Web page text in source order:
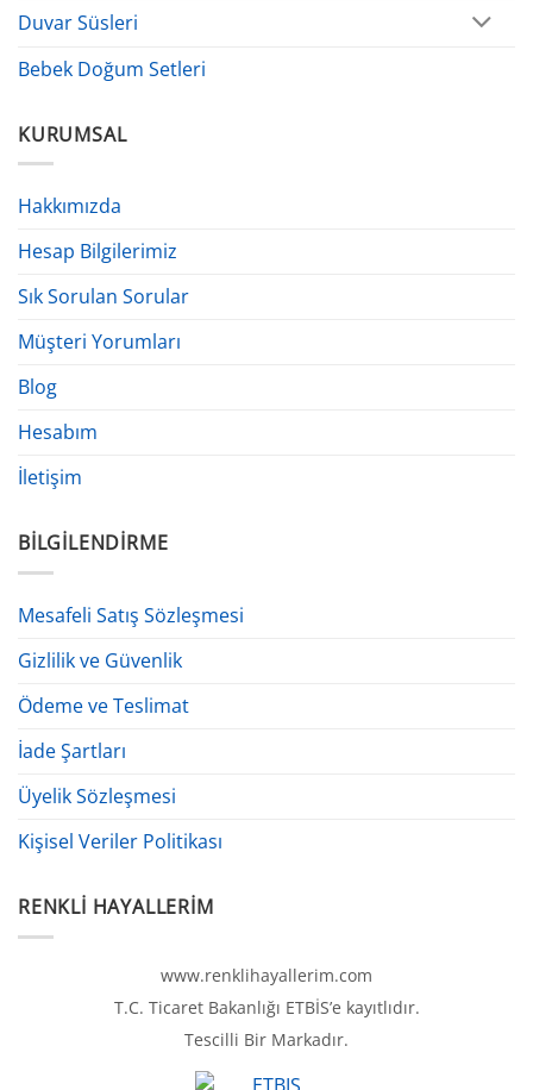
Duvar Süsleri
Bebek Doğum Setleri
KURUMSAL
Hakkımızda
Hesap Bilgilerimiz
Sık Sorulan Sorular
Müşteri Yorumları
Blog
Hesabım
İletişim
BILGILENDIRME
Mesafeli Satış Sözleşmesi
Gizlilik ve Güvenlik
Ödeme ve Teslimat
İade Şartları
Üyelik Sözleşmesi
Kişisel Veriler Politikası
RENKLI HAYALLERIM
www.renklihayallerim.com
T.C. Ticaret Bakanlığı ETBİS’e kayıtlıdır.
Tescilli Bir Markadır.